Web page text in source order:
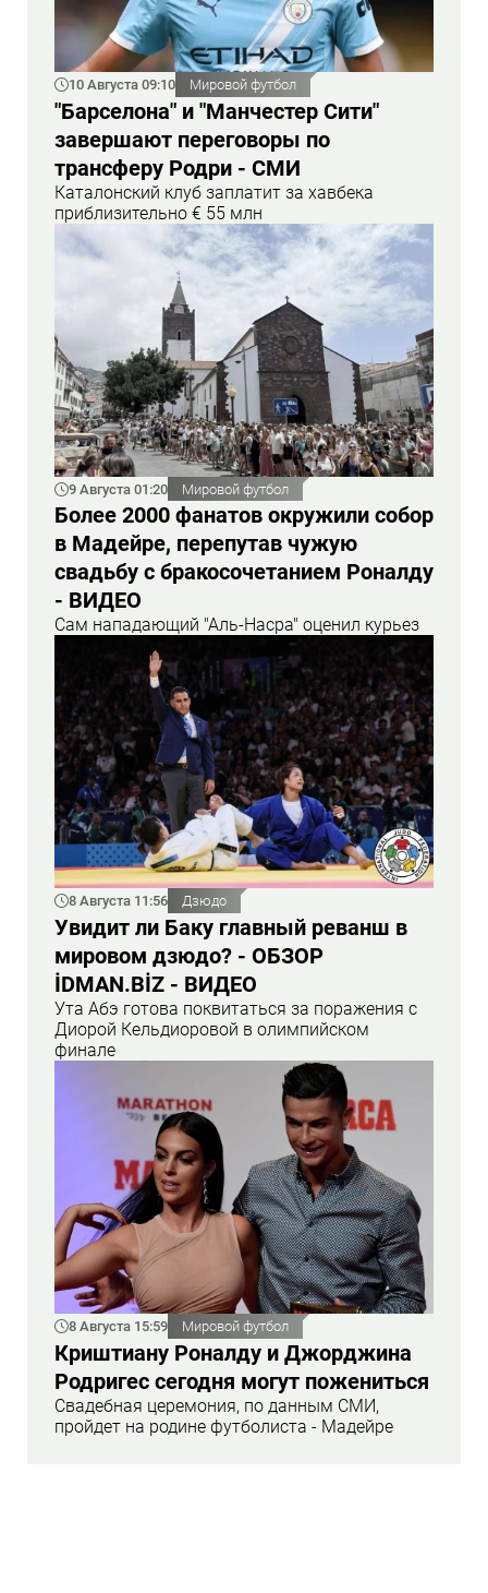
10 Августа 09:10 Мировой футбол
"Барселона" и "Манчестер Сити"
завершают переговоры по
трансферу Родри - СМИ
Каталонский клуб заплатит за хавбека
приблизительно € 55 млн
9 Августа 01:20 Мировой футбол
Более 2000 фанатов окружили собор
в Мадейре, перепутав чужую
свадьбу с бракосочетанием Роналду
- ВИДЕО
Сам нападающий "Аль-Насра" оценил курьез
8 Августа 11:56 Дзюдо
Увидит ли Баку главный реванш в
мировом дзюдо? - ОБЗОР
İDMAN.BİZ - ВИДЕО
Ута Абэ готова поквитаться за поражения с
Диорой Кельдиоровой в олимпийском
финале
8 Августа 15:59 Мировой футбол
Криштиану Роналду и Джорджина
Родригес сегодня могут пожениться
Свадебная церемония, по данным СМИ,
пройдет на родине футболиста - Мадейре